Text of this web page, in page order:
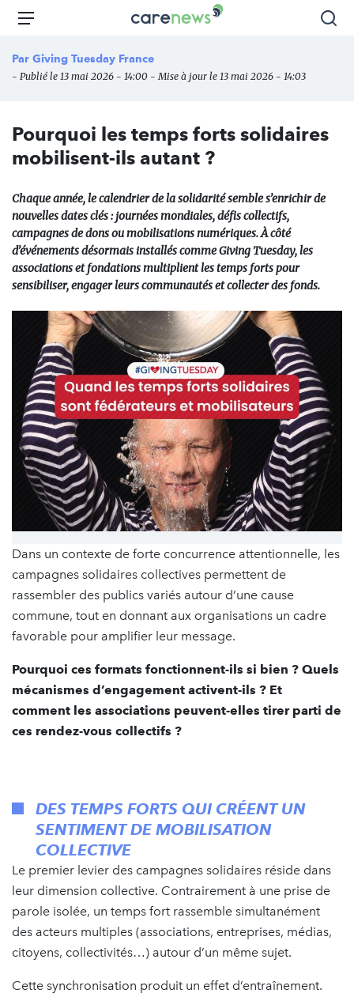
Aller
principal
Carenews,
des
l'engagement
Menu
Par Giving Tuesday France
- Publié le 13 mai 2026 - 14:00 - Mise à jour le 13 mai 2026 - 14:03
Pourquoi les temps forts solidaires
mobilisent-ils autant ?
Chaque année, le calendrier de la solidarité semble s’enrichir de
nouvelles dates clés : journées mondiales, défis collectifs,
campagnes de dons ou mobilisations numériques. À côté
d’événements désormais installés comme Giving Tuesday, les
associations et fondations multiplient les temps forts pour
sensibiliser, engager leurs communautés et collecter des fonds.
Dans un contexte de forte concurrence attentionnelle, les
campagnes solidaires collectives permettent de
rassembler des publics variés autour d’une cause
commune, tout en donnant aux organisations un cadre
favorable pour amplifier leur message.
Pourquoi ces formats fonctionnent-ils si bien ? Quels
mécanismes d’engagement activent-ils ? Et
comment les associations peuvent-elles tirer parti de
ces rendez-vous collectifs ?
DES TEMPS FORTS QUI CRÉENT UN
SENTIMENT DE MOBILISATION
COLLECTIVE
Le premier levier des campagnes solidaires réside dans
leur dimension collective. Contrairement à une prise de
parole isolée, un temps fort rassemble simultanément
des acteurs multiples (associations, entreprises, médias,
citoyens, collectivités…) autour d’un même sujet.
Cette synchronisation produit un effet d’entraînement.